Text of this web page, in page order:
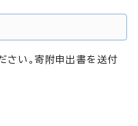
さい。寄附申出書を送付